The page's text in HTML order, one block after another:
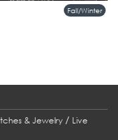
the Future คือบทสนทนาที่
Fall/Winter
& Jewelry/ Live